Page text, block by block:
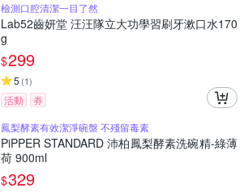
檢測口腔清潔一目了然
Lab52齒妍堂 汪汪隊立大功學習刷牙漱口水170
g
$299
5 (1)
活動
券
鳳梨酵素有效潔淨碗盤 不殘留毒素
PiPPER STANDARD 沛柏鳳梨酵素洗碗精-綠薄
荷 900ml
$329